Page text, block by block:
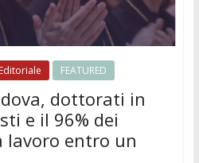
Editoriale FEATURED
dottorati in
e il 96% dei
lavoro entro un